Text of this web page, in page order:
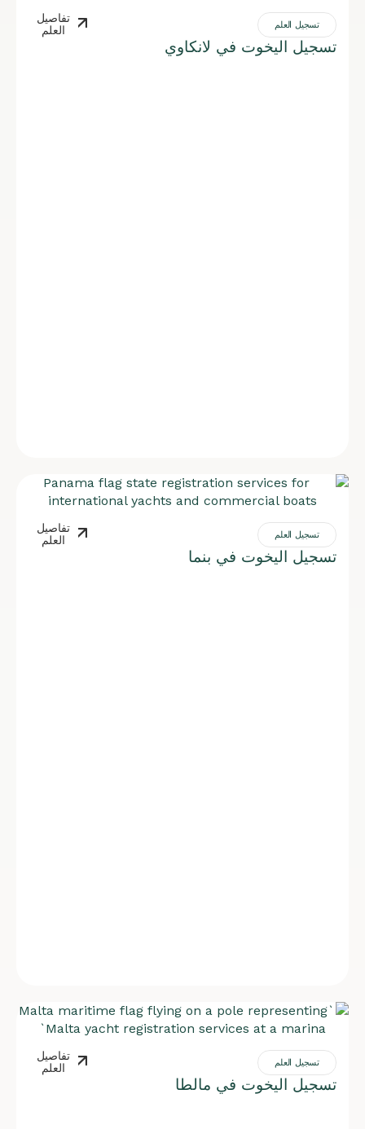
تسجيل العلم
تسجيل اليخوت في لانكاوي
تفاصيل
العلم
تسجيل العلم
تسجيل اليخوت في بنما
تفاصيل
العلم
تسجيل العلم
تسجيل اليخوت في مالطا
تفاصيل
العلم